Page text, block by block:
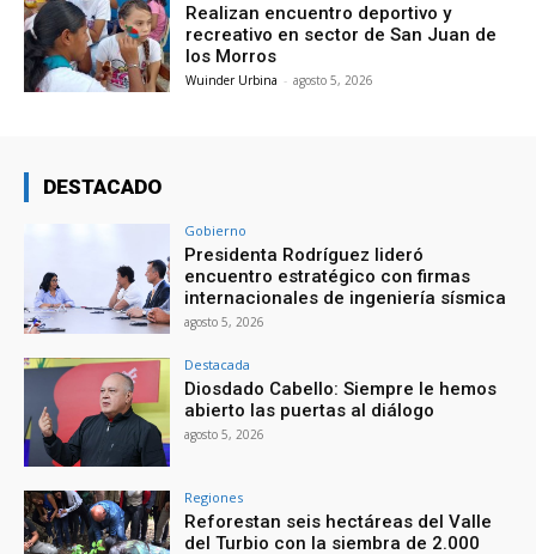
Realizan encuentro deportivo y
recreativo en sector de San Juan de
los Morros
Wuinder Urbina - agosto 5, 2026
DESTACADO
Gobierno
Presidenta Rodríguez lideró
encuentro estratégico con firmas
internacionales de ingeniería sísmica
agosto 5, 2026
Destacada
Diosdado Cabello: Siempre le hemos
abierto las puertas al diálogo
agosto 5, 2026
Regiones
Reforestan seis hectáreas del Valle
del Turbio con la siembra de 2.000